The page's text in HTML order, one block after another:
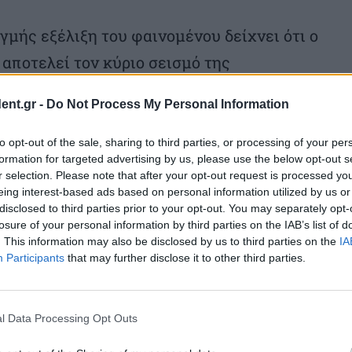
- Do Not Process My Personal Information
opt-out of the sale, sharing to third parties, or processing of your
for targeted advertising by us, please use the below opt-out
selection. Please note that after your opt-out request is processed
interest-based ads based on personal information utilized by us
to third parties prior to your opt-out. You may separately
of your personal information by third parties on the IAB’s list of
This information may also be disclosed by us to third parties on the
Participants that may further disclose it to other third parties.
Data Processing Opt Outs
εξέλιξη του φαινομένου δείχνει ότι ο
τον κύριο σεισμό της
σημαντικό αριθμό μετασεισμών».
παρακολούθηση συνεχίζεται και
τις επόμενες ημέρες για την
του φαινομένου.
διάστημα μεταξύ των δύο
άλλος ένας σεισμός, μεγέθους
εστιακό χώρο.
στις 18:45 συνολικά 31
κυμάνθηκαν από 2,0 έως 3,6.